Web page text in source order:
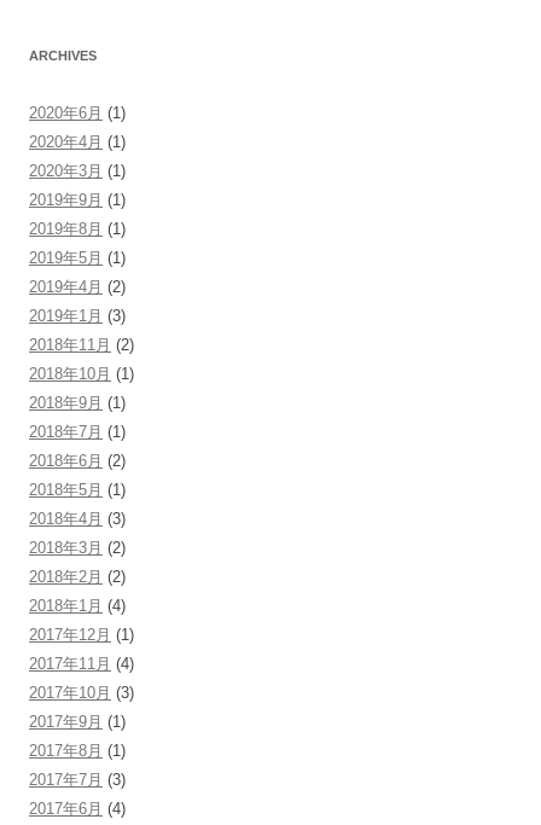
ARCHIVES
2020年6月 (1)
2020年4月 (1)
2020年3月 (1)
2019年9月 (1)
2019年8月 (1)
2019年5月 (1)
2019年4月 (2)
2019年1月 (3)
2018年11月 (2)
2018年10月 (1)
2018年9月 (1)
2018年7月 (1)
2018年6月 (2)
2018年5月 (1)
2018年4月 (3)
2018年3月 (2)
2018年2月 (2)
2018年1月 (4)
2017年12月 (1)
2017年11月 (4)
2017年10月 (3)
2017年9月 (1)
2017年8月 (1)
2017年7月 (3)
2017年6月 (4)